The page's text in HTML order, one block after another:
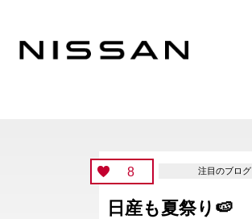
8 注目のブログ
日産も夏祭り🍉